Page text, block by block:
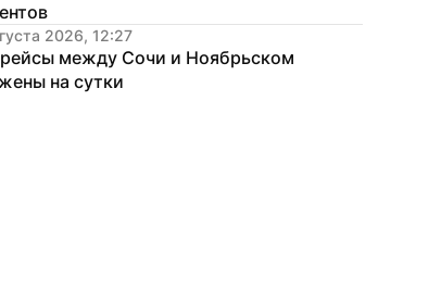
2026, 12:27
между Сочи и Ноябрьском
на сутки